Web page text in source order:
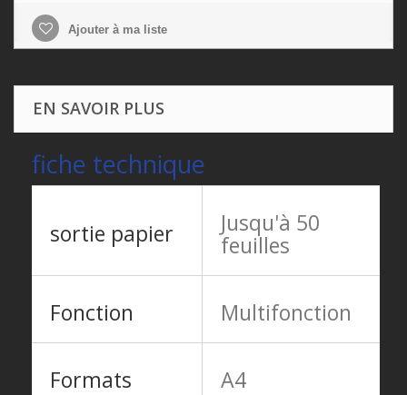
Ajouter à ma liste
EN SAVOIR PLUS
fiche technique
sortie papier Jusqu'à 50
feuilles
Fonction Multifonction
Formats A4